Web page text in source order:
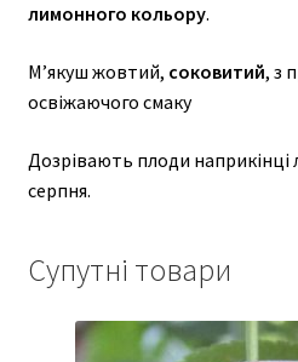
лимонного кольору.
М’якуш жовтий, соковитий, з
освіжаючого смаку
Дозрівають плоди наприкінці
серпня.
Супутні товари